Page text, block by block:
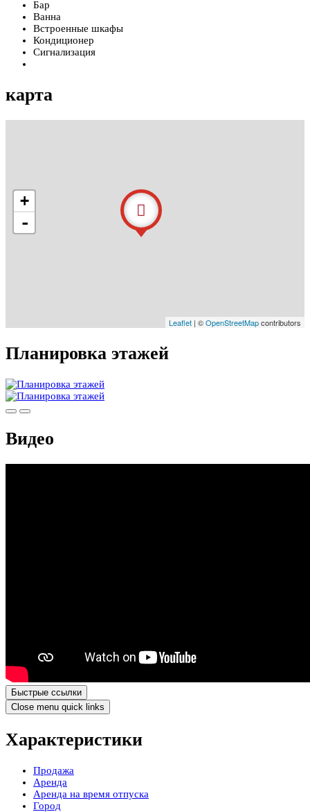
Бар
Ванна
Встроенные шкафы
Кондиционер
Сигнализация
карта
+
-
Leaflet | ©OpenStreetMapcontributors
Планировка этажей
Видео
Быстрые ссылки
Close menu quick links
Характеристики
Продажа
Аренда
Аренда на время отпуска
Город